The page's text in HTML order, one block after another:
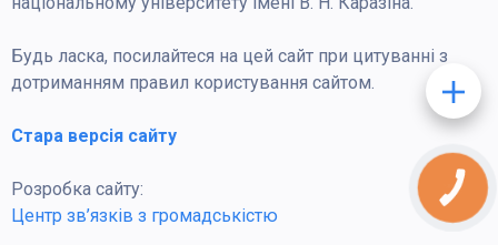
Будь ласка, посилайтеся на цей сайт при цитуванні з
дотриманням правил користування сайтом.
Стара версія сайту
Розробка сайту:
Центр зв’язків з громадськістю
КНОПКА
ЗВ'ЯЗКУ